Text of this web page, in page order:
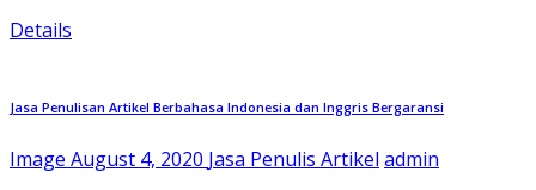
Details
Jasa Penulisan Artikel Berbahasa Indonesia dan Inggris Bergaransi
Image August 4, 2020 Jasa Penulis Artikel admin